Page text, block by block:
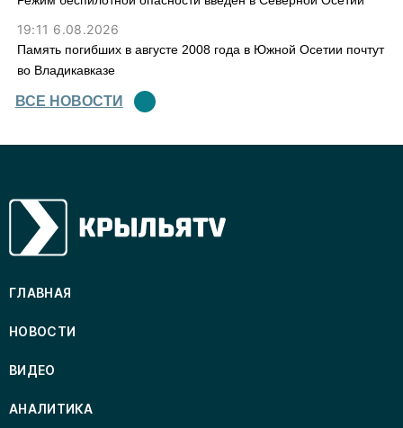
19:11 6.08.2026
Память погибших в августе 2008 года в Южной Осетии почтут
во Владикавказе
ВСЕ НОВОСТИ
ГЛАВНАЯ
НОВОСТИ
ВИДЕО
АНАЛИТИКА